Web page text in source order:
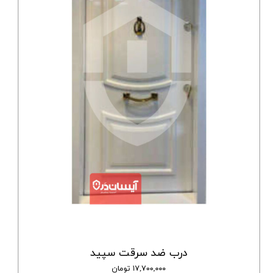
درب ضد سرقت سپید
۱۷,۷۰۰,۰۰۰ تومان